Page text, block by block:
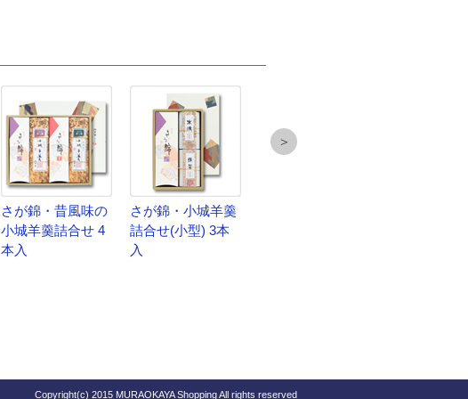
さが錦・昔風味の
小城羊羹詰合せ 4
本入
さが錦・小城羊羹
詰合せ(小型) 3本
入
＞
Copyright(c) 2015 MURAOKAYA Shopping All rights reserved